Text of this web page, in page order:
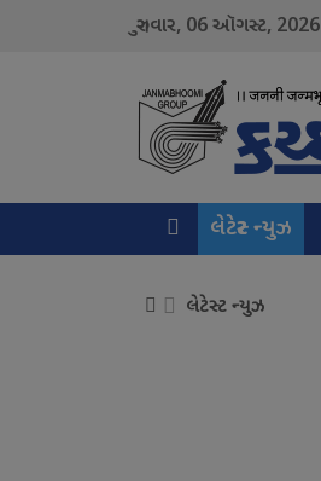
ગુરુવાર, 06ઑગસ્ટ, 2026
લેટેસ્ટ ન્યુઝ
લેટેસ્ટ ન્યુઝ